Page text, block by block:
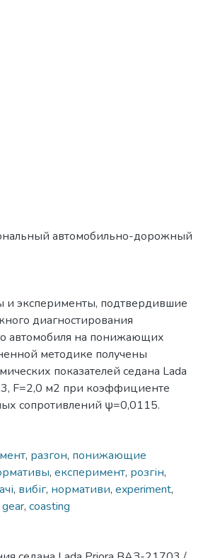
автомобильно-дорожный
и эксперименты, подтвердившие
диагностирования
автомобиля на понижающих
методике получены
показателей седана Lada
F=2,0 м2 при коэффициенте
сопротивлений ψ=0,0115.
, разгон, понижающие
, експеримент, розгін,
, вибіг, нормативи, experiment,
, coasting